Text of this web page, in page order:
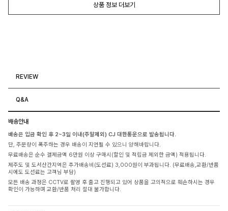
상품 정보 더보기
REVIEW
Q&A
배송안내
배송은 입금 확인 후 2~3일 이내(주말제외) CJ 대한통운으로 발송됩니다.
단, 주문량이 폭주하는 경우 배송이 지연될 수 있으니 양해바랍니다.
무료배송은 순수 결제금액 6만원 이상 구매시(할인 및 적립금 제외한 금액) 적용됩니다.
제주도 및 도서산간지역은 추가배송비(도선료) 3,000원이 부과됩니다. (무료배송,교환/반품
시에도 도선료는 고객님 부담)
모든 배송 과정은 CCTV로 촬영 후 출고 진행되고 있어 상품을 고의적으로 훼손하시는 경우
확인이 가능하며 교환/반품 처리 절대 불가합니다.